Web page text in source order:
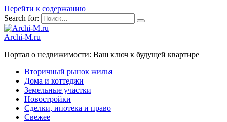
Перейти к содержанию
Search for:
Archi-M.ru
Портал о недвижимости: Ваш ключ к будущей квартире
Вторичный рынок жилья
Дома и коттеджи
Земельные участки
Новостройки
Сделки, ипотека и право
Свежее